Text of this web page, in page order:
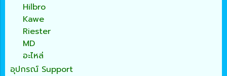
Hilbro
Kawe
Riester
MD
อะไหล่
อุปกรณ์ Support